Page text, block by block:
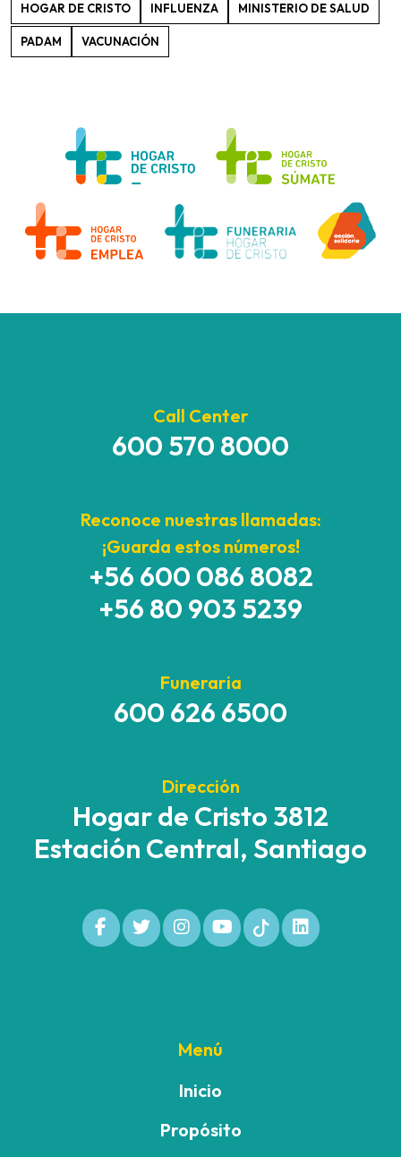
HOGAR DE CRISTO INFLUENZA MINISTERIO DE SALUD
PADAM VACUNACIÓN
Call Center
600 570 8000
Reconoce nuestras llamadas:
¡Guarda estos números!
+56 600 086 8082
+56 80 903 5239
Funeraria
600 626 6500
Dirección
Hogar de Cristo 3812
Estación Central, Santiago
Menú
Inicio
Propósito